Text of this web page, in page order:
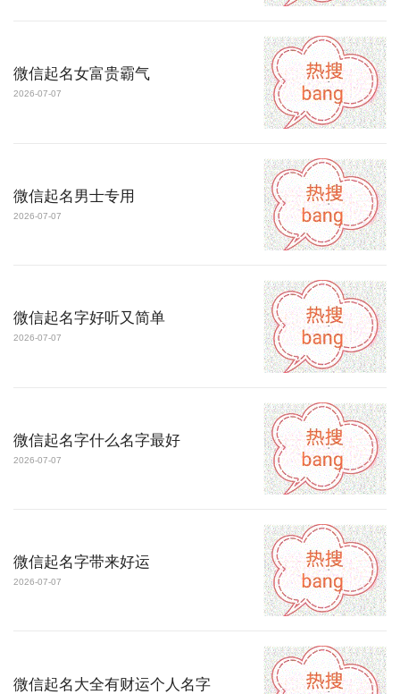
微信起名女富贵霸气
2026-07-07
微信起名男士专用
2026-07-07
微信起名字好听又简单
2026-07-07
微信起名字什么名字最好
2026-07-07
微信起名字带来好运
2026-07-07
微信起名大全有财运个人名字